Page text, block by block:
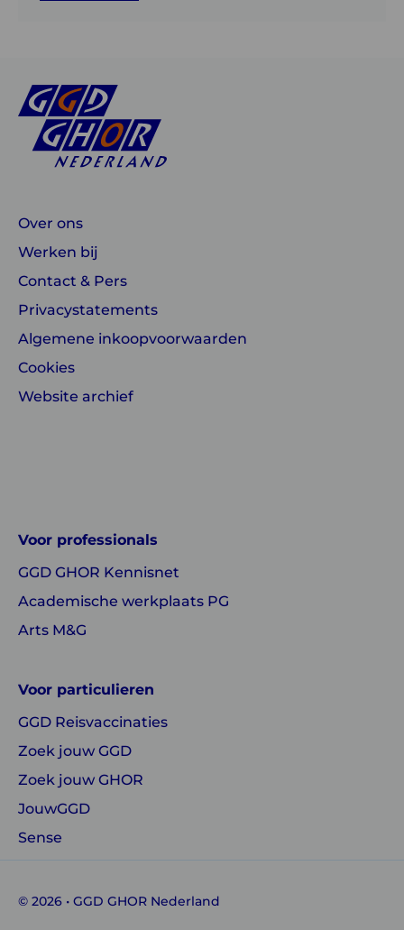
Over ons
Werken bij
Contact & Pers
Privacystatements
Algemene inkoopvoorwaarden
Cookies
Website archief
GHOR
Nederland
GHOR
Nederland
Voor professionals
GGD GHOR Kennisnet
Academische werkplaats PG
Arts M&G
Voor particulieren
GGD Reisvaccinaties
Zoek jouw GGD
Zoek jouw GHOR
JouwGGD
Sense
© 2026 • GGD GHOR Nederland